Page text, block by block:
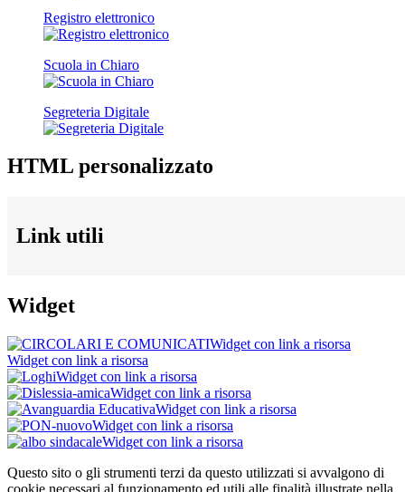
Registro elettronico
Scuola in Chiaro
Segreteria Digitale
HTML personalizzato
Link utili
Widget
Widget con link a risorsa
Widget con link a risorsa
Widget con link a risorsa
Widget con link a risorsa
Widget con link a risorsa
Widget con link a risorsa
Widget con link a risorsa
Questo sito o gli strumenti terzi da questo utilizzati si avvalgono di
cookie necessari al funzionamento ed utili alle finalità illustrate nella